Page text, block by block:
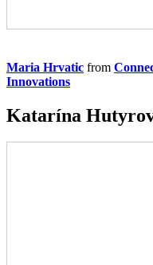
Maria Hrvatic from
Innovations
Katarína